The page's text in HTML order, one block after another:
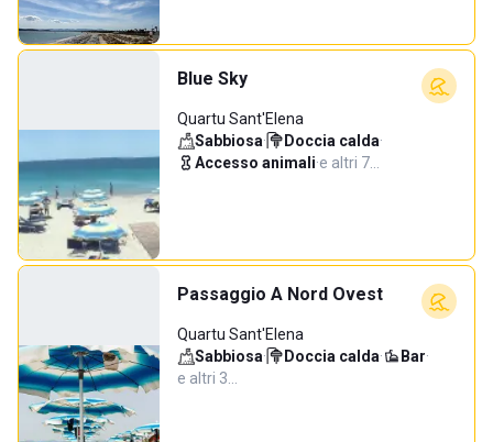
Blue Sky
Quartu Sant'Elena
Sabbiosa· Doccia calda·
Accesso animali·e altri 7…
Passaggio A Nord Ovest
Quartu Sant'Elena
Sabbiosa· Doccia calda· Bar·
e altri 3…